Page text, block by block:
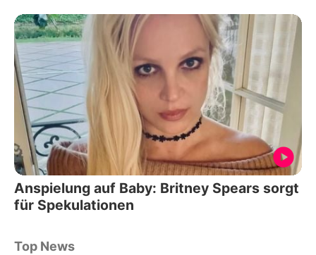
Anspielung auf Baby: Britney Spears sorgt
für Spekulationen
Top News